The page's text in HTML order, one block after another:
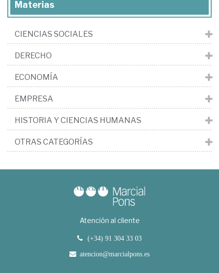
Materias
CIENCIAS SOCIALES
DERECHO
ECONOMÍA
EMPRESA
HISTORIA Y CIENCIAS HUMANAS
OTRAS CATEGORÍAS
Atención al cliente
(+34) 91 304 33 03
atencion@marcialpons.es